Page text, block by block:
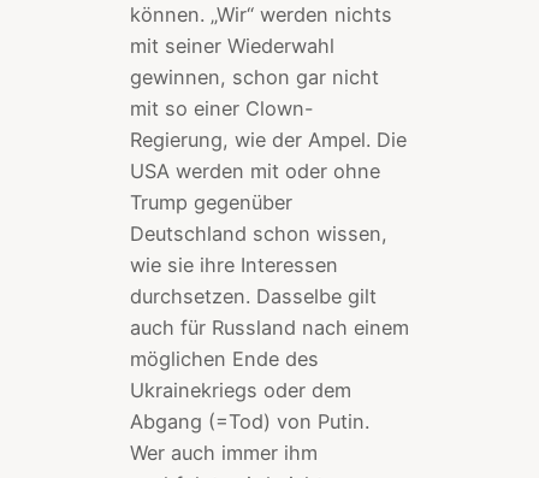
können. „Wir“ werden nichts
mit seiner Wiederwahl
gewinnen, schon gar nicht
mit so einer Clown-
Regierung, wie der Ampel. Die
USA werden mit oder ohne
Trump gegenüber
Deutschland schon wissen,
wie sie ihre Interessen
durchsetzen. Dasselbe gilt
auch für Russland nach einem
möglichen Ende des
Ukrainekriegs oder dem
Abgang (=Tod) von Putin.
Wer auch immer ihm